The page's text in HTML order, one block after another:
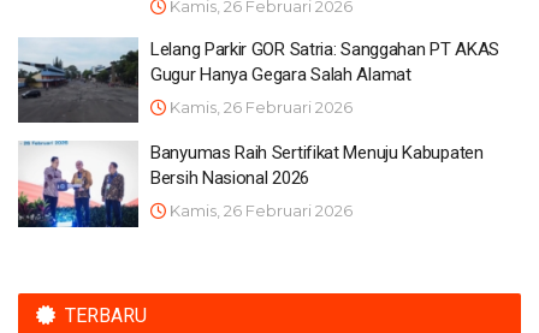
Kamis, 26 Februari 2026
Lelang Parkir GOR Satria: Sanggahan PT AKAS
Gugur Hanya Gegara Salah Alamat
Kamis, 26 Februari 2026
Banyumas Raih Sertifikat Menuju Kabupaten
Bersih Nasional 2026
Kamis, 26 Februari 2026
TERBARU